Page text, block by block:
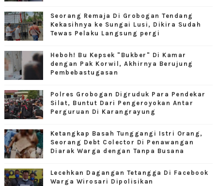
Seorang Remaja Di Grobogan Tendang
Kekasihnya ke Sungai Lusi, Dikira Sudah
Tewas Pelaku Langsung pergi
Heboh! Bu Kepsek "Bukber" Di Kamar
dengan Pak Korwil, Akhirnya Berujung
Pembebastugasan
Polres Grobogan Digruduk Para Pendekar
Silat, Buntut Dari Pengeroyokan Antar
Perguruan Di Karangrayung
Ketangkap Basah Tunggangi Istri Orang,
Seorang Debt Colector Di Penawangan
Diarak Warga dengan Tanpa Busana
Lecehkan Dagangan Tetangga Di Facebook
Warga Wirosari Dipolisikan